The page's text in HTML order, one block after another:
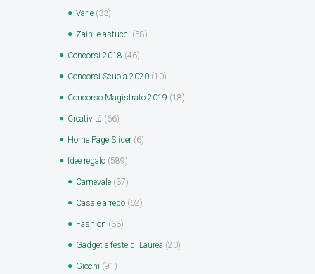
Varie (33)
Zaini e astucci (58)
Concorsi 2018 (46)
Concorsi Scuola 2020 (10)
Concorso Magistrato 2019 (18)
Creatività (66)
Home Page Slider (6)
Idee regalo (589)
Carnevale (37)
Casa e arredo (62)
Fashion (33)
Gadget e feste di Laurea (20)
Giochi (91)